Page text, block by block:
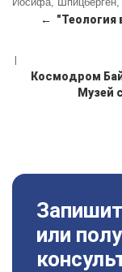
← "Теология
Космодром
Музей
или